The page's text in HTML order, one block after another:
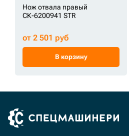
Нож отвала правый
СК-6200941 STR
от 2 501 руб
В корзину